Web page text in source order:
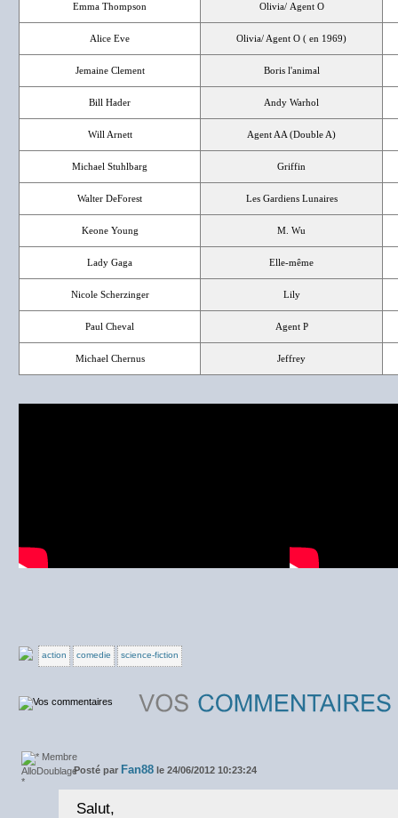
Emma Thompson Olivia/ Agent O
Alice Eve Olivia/ Agent O ( en 1969)
Jemaine Clement Boris l'animal
Bill Hader Andy Warhol
Will Arnett Agent AA (Double A)
Michael Stuhlbarg Griffin
Walter DeForest Les Gardiens Lunaires
Keone Young M. Wu
Lady Gaga Elle-même
Nicole Scherzinger Lily
Paul Cheval Agent P
Michael Chernus Jeffrey
action comedie science-fiction
Posté par Fan88 le 24/06/2012 10:23:24
Salut,